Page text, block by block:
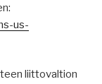
us-
liittovaltion